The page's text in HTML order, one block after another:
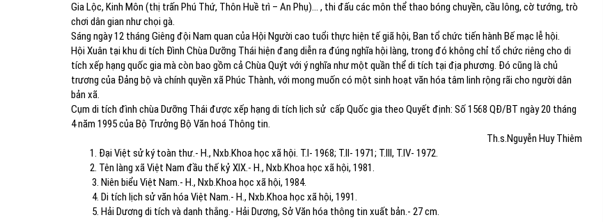
Gia Lộc, Kinh Môn (thị trấn Phú Thứ, Thôn Huề trì – An Phụ)… , thi đấu các môn thể thao bóng chuyền, cầu lông, cờ tướng, trò
chơi dân gian như chọi gà.
Sáng ngày 12 tháng Giêng đội Nam quan của Hội Người cao tuổi thực hiện tế giã hội, Ban tổ chức tiến hành Bế mạc lễ hội.
Hội Xuân tại khu di tích Đình Chùa Dưỡng Thái hiện đang diễn ra đúng nghĩa hội làng, trong đó không chỉ tổ chức riêng cho di
tích xếp hạng quốc gia mà còn bao gồm cả Chùa Quýt với ý nghĩa như một quần thể di tích tại địa phương. Đó cũng là chủ
trương của Đảng bộ và chính quyền xã Phúc Thành, với mong muốn có một sinh hoạt văn hóa tâm linh rộng rãi cho người dân
bản xã.
Cụm di tích đình chùa Dưỡng Thái được xếp hạng di tích lịch sử cấp Quốc gia theo Quyết định: Số 1568 QĐ/BT ngày 20 tháng
4 năm 1995 của Bộ Trưởng Bộ Văn hoá Thông tin.
Th.s.Nguyễn Huy Thiêm
1. Đại Việt sử ký toàn thư.- H., Nxb.Khoa học xã hội. T.I- 1968; T.II- 1971; T.III, T.IV- 1972.
2. Tên làng xã Việt Nam đầu thế kỷ XIX.- H., Nxb.Khoa học xã hội, 1981.
3. Niên biểu Việt Nam.- H., Nxb.Khoa học xã hội, 1984.
4. Di tích lịch sử văn hóa Việt Nam.- H., Nxb.Khoa học xã hội, 1991.
5. Hải Dương di tích và danh thắng.- Hải Dương, Sở Văn hóa thông tin xuất bản.- 27 cm.